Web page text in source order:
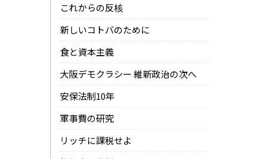
これからの反核
新しいコトバのために
食と資本主義
大阪デモクラシー 維新政治の次へ
安保法制10年
軍事費の研究
リッチに課税せよ